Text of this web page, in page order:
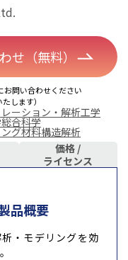
せ（無料）
お問い合わせください
します）
ーション・解析工学
総合科学
グ材料構造解析
価格 /
ライセンス
品概要
・モデリングを効